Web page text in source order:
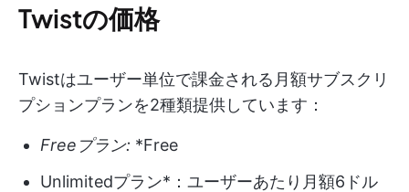
Twistの価格
Twistはユーザー単位で課金される月額サブスクリ
プションプランを2種類提供しています：
Freeプラン: *Free
Unlimitedプラン*：ユーザーあたり月額6ドル